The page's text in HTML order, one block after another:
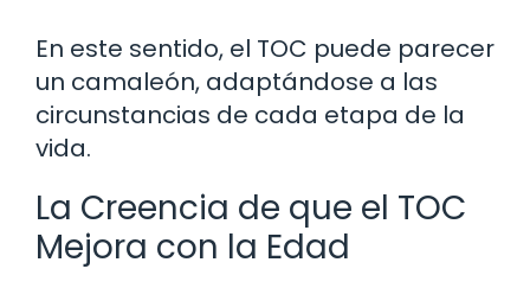
En este sentido, el TOC puede parecer
un camaleón, adaptándose a las
circunstancias de cada etapa de la
vida.
La Creencia de que el TOC
Mejora con la Edad